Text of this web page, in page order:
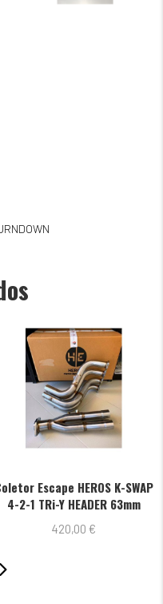
Escape HEROS K-SWAP
1 TRi-Y HEADER 63mm
420,00€